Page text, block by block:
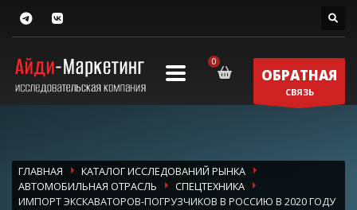
ОБРАТНАЯ
СВЯЗЬ
ГЛАВНАЯ
КАТАЛОГ ИССЛЕДОВАНИЙ РЫНКА
АВТОМОБИЛЬНАЯ ОТРАСЛЬ
СПЕЦТЕХНИКА
ИМПОРТ ЭКСКАВАТОРОВ-ПОГРУЗЧИКОВ В РОССИЮ В 2020 ГОДУ